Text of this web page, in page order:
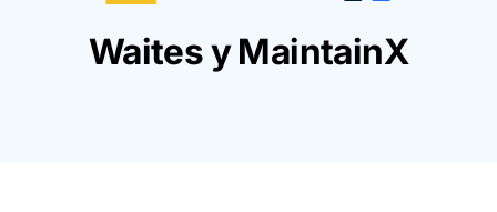
Waites y MaintainX